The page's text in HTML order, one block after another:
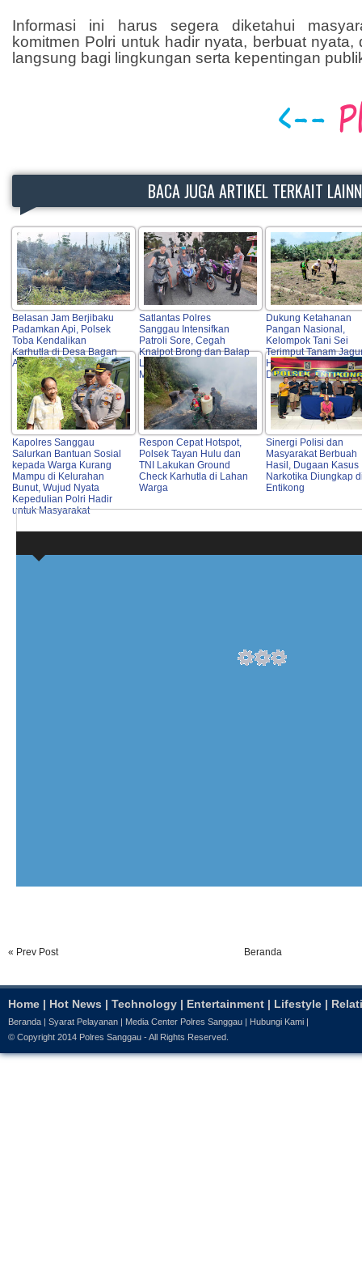
Informasi ini harus segera diketahui
komitmen Polri untuk hadir nyata, berbuat nyata,
langsung bagi lingkungan serta kepentingan
BACA JUGA ARTIKEL TERKAIT
Belasan Jam Berjibaku
Padamkan Api, Polsek
Toba Kendalikan
Karhutla di Desa Bagan
Asam
Satlantas Polres
Sanggau Intensifkan
Patroli Sore, Cegah
Knalpot Brong dan Balap
Liar Demi Keselamatan
Masyarakat
Dukung Ketahanan
Pangan Nasional,
Kelompok Tani Sei
Terimput Tanam
Hibrida di Beduai
Didampingi Polri
Kapolres Sanggau
Salurkan Bantuan Sosial
kepada Warga Kurang
Mampu di Kelurahan
Bunut, Wujud Nyata
Kepedulian Polri Hadir
untuk Masyarakat
Respon Cepat Hotspot,
Polsek Tayan Hulu dan
TNI Lakukan Ground
Check Karhutla di Lahan
Warga
Sinergi Polisi dan
Masyarakat Berbuah
Hasil, Dugaan Kasus
Narkotika Diungkap
Entikong
« Prev Post Beranda
Home | Hot News | Technology | Entertainment | Lifestyle |
Beranda Syarat Pelayanan Media Center Polres Sanggau Hubungi Kami
© Copyright 2014 Polres Sanggau - All Rights Reserved.